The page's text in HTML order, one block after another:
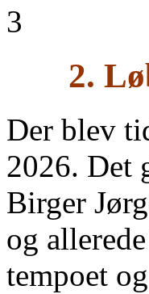
2.
Der blev
2026. Det
Birger
og
tempoet